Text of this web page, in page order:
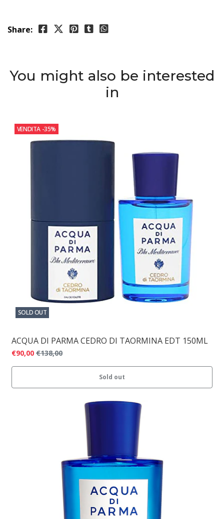
Share:
You might also be interested
in
VENDITA -35%
SOLD OUT
ACQUA DI PARMA CEDRO DI TAORMINA EDT 150ML
€90,00 €138,00
Sold out